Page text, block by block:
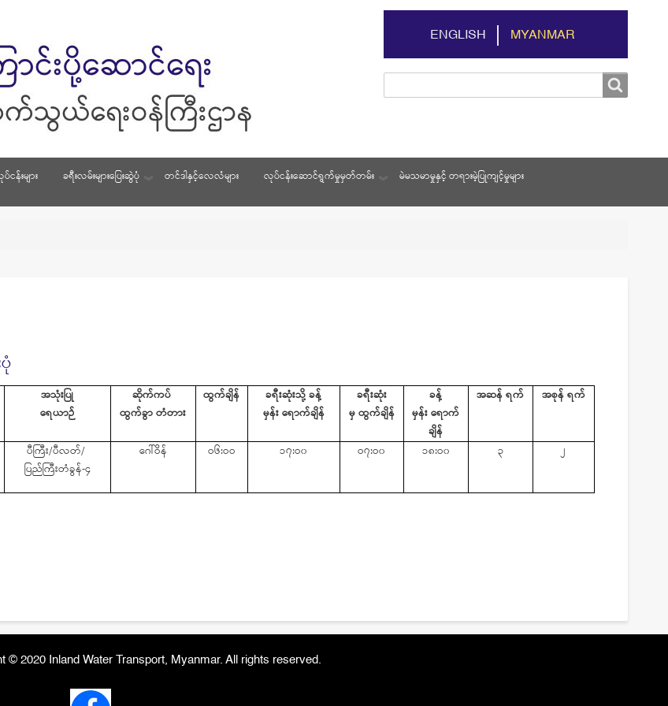
ENGLISH MYANMAR
Search
န်းများ ခရီးလမ်းများပြေးဆွဲပုံ တင်ဒါနှင့်လေလံများ လုပ်ငန်းဆောင်ရွက်မှုမှတ်တမ်း မဲမသမာမှုနှင့် တရားမဲ့ပြုကျင့်မှုများ
အသုံးပြု
ရေယာဉ်
ဆိုက်ကပ်
ထွက်ခွာတံတား
ထွက်ချိန် ခရီးဆုံးသို့ခန့်
မှန်းရောက်ချိန်
ခရီးဆုံး
မှထွက်ချိန်
ခန့်
မှန်းရောက်
ချိန်
အဆန်ရက် အစုန်ရက်
ပီကြီး/ပီလတ်/
ပြည်ကြီးတံခွန်-၄
ဂေါ်ဝိန် ဝ၆:ဝဝ ၁၇:ဝ၀ ဝ၇:ဝ၀ ၁၈:ဝ၀ ၃ ၂
© 2020 Inland Water Transport, Myanmar. All rights reserved.